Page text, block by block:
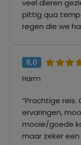
veel dieren
pittig qua
regen die we
8,0
Harm
“Prachtige
ervaringen,
mooie/goede
maar zeker een